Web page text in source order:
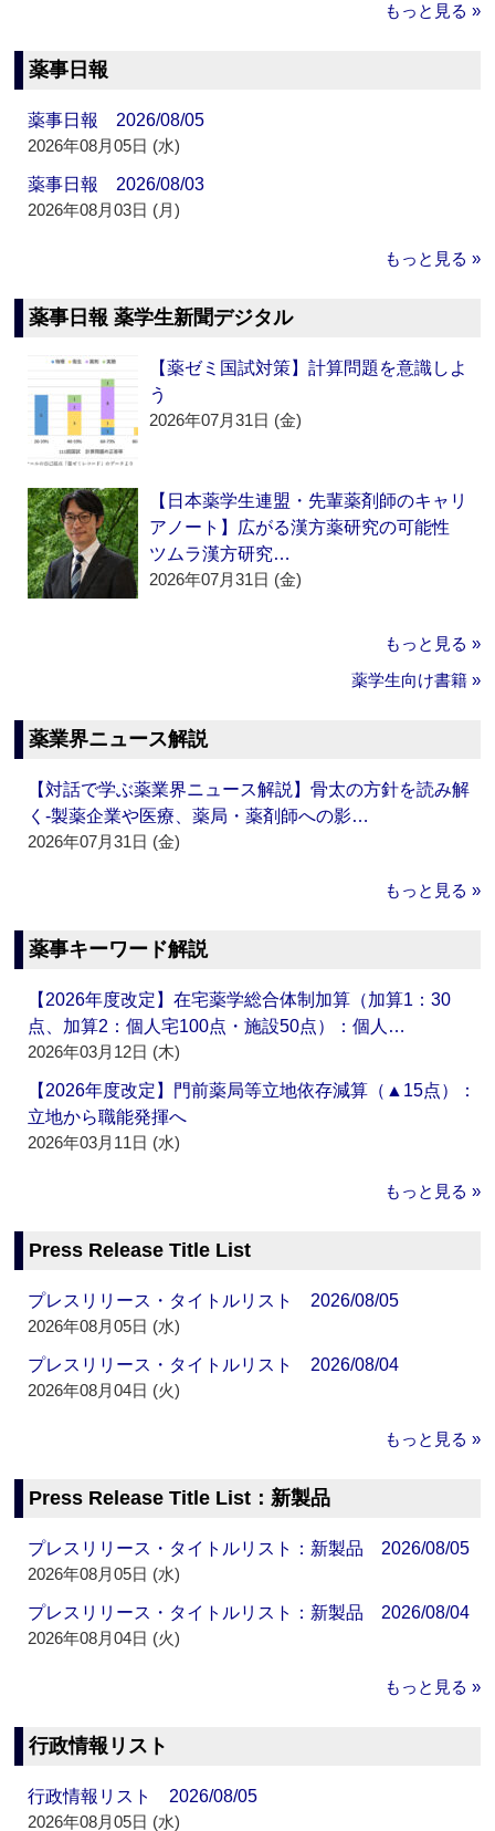
もっと見る »
薬事日報
薬事日報 2026/08/05
2026年08月05日 (水)
薬事日報 2026/08/03
2026年08月03日 (月)
もっと見る »
薬事日報 薬学生新聞デジタル
【薬ゼミ国試対策】計算問題を意識しよ
う
2026年07月31日 (金)
【日本薬学生連盟・先輩薬剤師のキャリ
アノート】広がる漢方薬研究の可能性
ツムラ漢方研究…
2026年07月31日 (金)
もっと見る »
薬学生向け書籍 »
薬業界ニュース解説
【対話で学ぶ薬業界ニュース解説】骨太の方針を読み解
く‐製薬企業や医療、薬局・薬剤師への影…
2026年07月31日 (金)
もっと見る »
薬事キーワード解説
【2026年度改定】在宅薬学総合体制加算（加算1：30
点、加算2：個人宅100点・施設50点）：個人…
2026年03月12日 (木)
【2026年度改定】門前薬局等立地依存減算（▲15点）：
立地から職能発揮へ
2026年03月11日 (水)
もっと見る »
Press Release Title List
プレスリリース・タイトルリスト 2026/08/05
2026年08月05日 (水)
プレスリリース・タイトルリスト 2026/08/04
2026年08月04日 (火)
もっと見る »
Press Release Title List：新製品
プレスリリース・タイトルリスト：新製品 2026/08/05
2026年08月05日 (水)
プレスリリース・タイトルリスト：新製品 2026/08/04
2026年08月04日 (火)
もっと見る »
行政情報リスト
行政情報リスト 2026/08/05
2026年08月05日 (水)